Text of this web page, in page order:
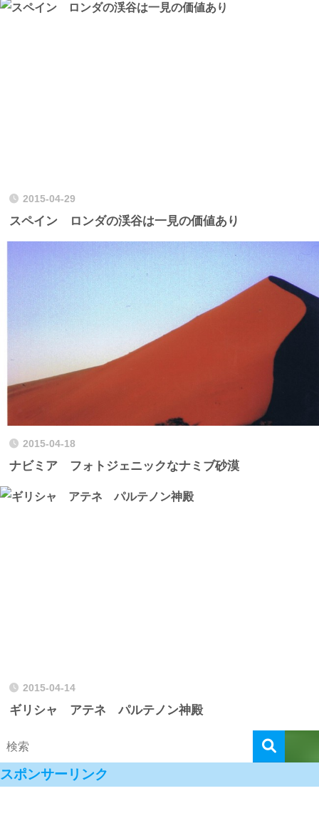
2015-04-29
スペイン ロンダの渓谷は一見の価値あり
2015-04-18
ナビミア フォトジェニックなナミブ砂漠
2015-04-14
ギリシャ アテネ パルテノン神殿
スポンサーリンク